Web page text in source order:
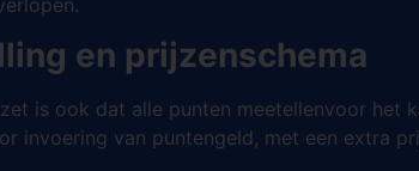
en prijzenschema
is ook dat alle punten meetellenvoor het
invoering van puntengeld, met een extra